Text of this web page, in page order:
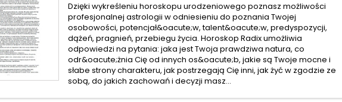
Dzięki wykreśleniu horoskopu urodzeniowego poznasz możliwości
profesjonalnej astrologii w odniesieniu do poznania Twojej
osobowości, potencjał&oacute;w, talent&oacute;w, predyspozycji,
dążeń, pragnień, przebiegu życia. Horoskop Radix umożliwia
odpowiedzi na pytania: jaka jest Twoja prawdziwa natura, co
odr&oacute;żnia Cię od innych os&oacute;b, jakie są Twoje mocne i
słabe strony charakteru, jak postrzegają Cię inni, jak żyć w zgodzie ze
sobą, do jakich zachowań i decyzji masz...